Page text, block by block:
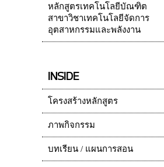
หลักสูตรเทคโนโลยีบัณฑิต
สาขาวิชาเทคโนโลยีจัดการ
อุตสาหกรรมและพลังงาน
INSIDE
โครงสร้างหลักสูตร
ภาพกิจกรรม
บทเรียน / แผนการสอน